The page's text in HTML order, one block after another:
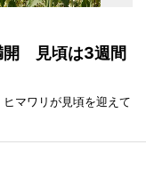
開 見頃は3週間
マワリが見頃を迎えて